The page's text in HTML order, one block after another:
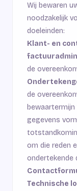
Wij bewaren
noodzakelijk
doeleinden:
Klant- en
de
de
gegevens
om die reden
ondertekende
Technische